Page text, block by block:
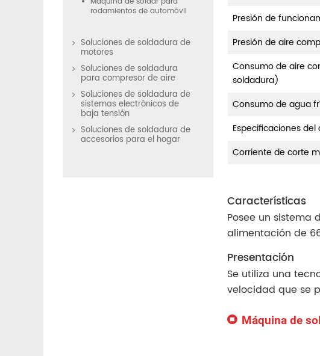
Presión de
Presión de aire
Consumo de aire
soldadura)
Consumo de agua
Especificaciones
Corriente de corte
Características
Posee un
alimentación de
Presentación
Se utiliza una
velocidad que se
Máquina de
rodamientos de automóvil
Soluciones de soldadura de
motores
Soluciones de soldadura
para compresor de aire
Soluciones de soldadura de
sistemas electrónicos de
baja tensión
Soluciones de soldadura de
accesorios para el hogar